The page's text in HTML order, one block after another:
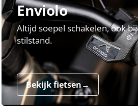
Enviolo
Altijd soepel schakelen, ook bij
stilstand.
Bekijk fietsen→